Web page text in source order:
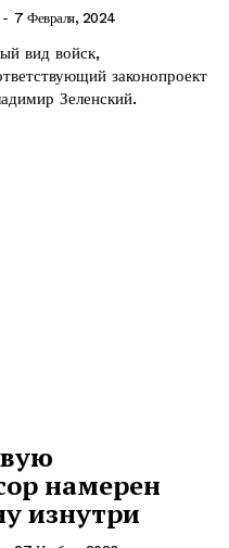
- 7 Февраля, 2024
вид войск,
законопроект
Зеленский.
намерен
изнутри